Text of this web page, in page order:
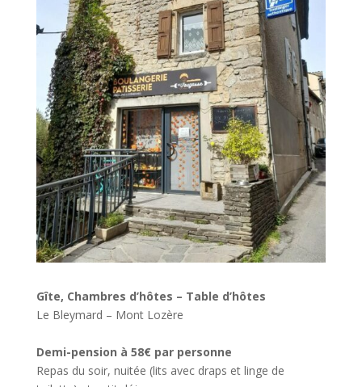
Gîte, Chambres d’hôtes – Table d’hôtes
Le Bleymard – Mont Lozère
Demi-pension à 58€ par personne
Repas du soir, nuitée (lits avec draps et linge de